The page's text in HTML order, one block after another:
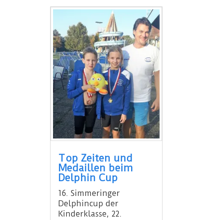
Top Zeiten und
Medaillen beim
Delphin Cup
16. Simmeringer
Delphincup der
Kinderklasse, 22.